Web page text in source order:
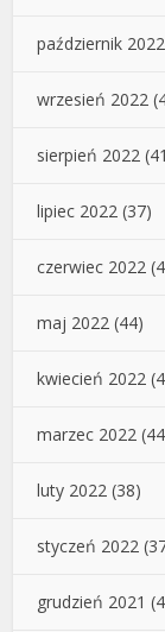
październik 2022
wrzesień 2022
sierpień 2022
lipiec 2022 (37)
czerwiec 2022
maj 2022 (44)
kwiecień 2022
marzec 2022
luty 2022 (38)
styczeń 2022
grudzień 2021